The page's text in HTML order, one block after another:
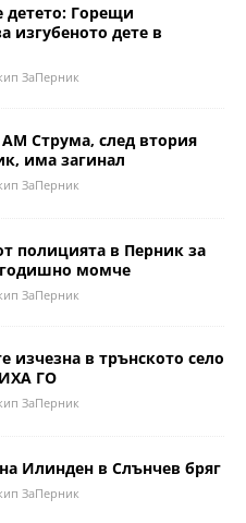
детето: Горещи
изгубеното дете в
ЗаПерник
Струма, след втория
има загинал
ЗаПерник
полицията в Перник за
момче
ЗаПерник
изчезна в трънското село
ГО
ЗаПерник
Илинден в Слънчев бряг
ЗаПерник